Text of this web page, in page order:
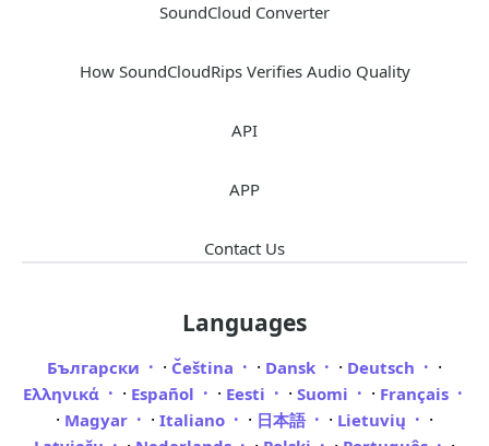
SoundCloud Converter
How SoundCloudRips Verifies Audio Quality
API
APP
Contact Us
Languages
Български · Čeština · Dansk · Deutsch ·
Ελληνικά · Español · Eesti · Suomi · Français
· Magyar · Italiano · 日本語 · Lietuvių ·